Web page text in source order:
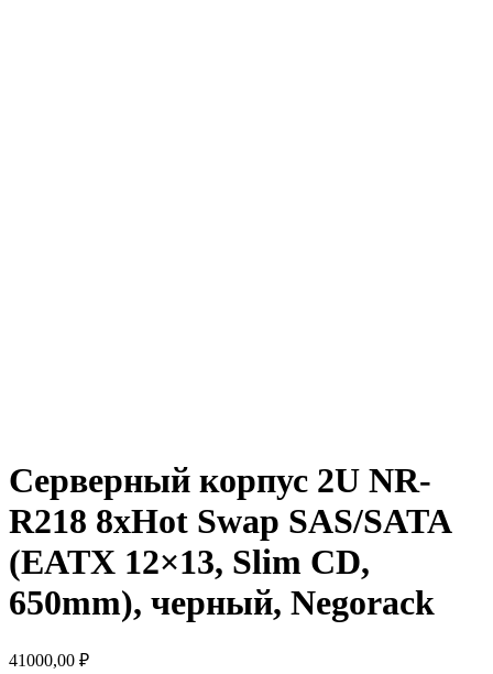
Серверный корпус 2U NR-
R218 8xHot Swap SAS/SATA
(EATX 12×13, Slim CD,
650mm), черный, Negorack
41000,00 ₽